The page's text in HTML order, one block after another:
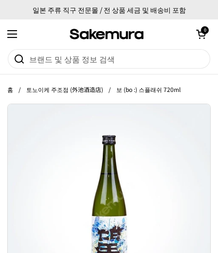
일본 주류 직구 전문몰 / 전 상품 세금 및 배송비 포함
메뉴 열기
카트 열기
0
홈 / 토노이케 주조점 (外池酒造店) / 보 (bo :) 스플래쉬 720ml